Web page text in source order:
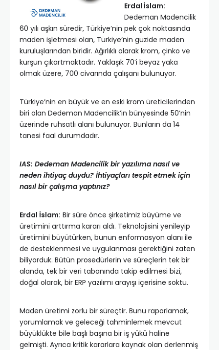
Erdal İslam:
Dedeman Madencilik
60 yılı aşkın süredir, Türkiye’nin pek çok noktasında
maden işletmesi olan, Türkiye’nin güzide maden
kuruluşlarından biridir. Ağırlıklı olarak krom, çinko ve
kurşun çıkartmaktadır. Yaklaşık 70’i beyaz yaka
olmak üzere, 700 civarında çalışanı bulunuyor.
Türkiye’nin en büyük ve en eski krom üreticilerinden
biri olan Dedeman Madencilik’in bünyesinde 50’nin
üzerinde ruhsatlı alanı bulunuyor. Bunların da 14
tanesi faal durumdadır.
IAS: Dedeman Madencilik bir yazılıma nasıl ve
neden ihtiyaç duydu? İhtiyaçları tespit etmek için
nasıl bir çalışma yaptınız?
Erdal İslam: Bir süre önce şirketimiz büyüme ve
üretimini arttırma kararı aldı. Teknolojisini yenileyip
üretimini büyütürken, bunun enformasyon alanı ile
de desteklenmesi ve uygulanması gerektiğini zaten
biliyorduk. Bütün prosedürlerin ve süreçlerin tek bir
alanda, tek bir veri tabanında takip edilmesi bizi,
doğal olarak, bir ERP yazılımı arayışı içerisine soktu.
Maden üretimi zorlu bir süreçtir. Bunu raporlamak,
yorumlamak ve geleceği tahminlemek mevcut
büyüklükte bile başlı başına bir iş yükü haline
gelmişti. Ayrıca kritik kararlara kaynak olan derlenmiş